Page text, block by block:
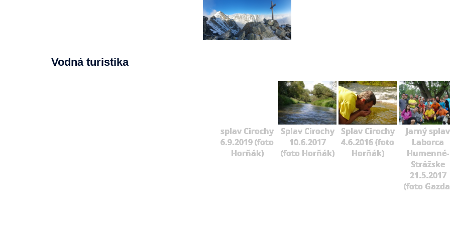
Vodná turistika
splav Cirochy
6.9.2019 (foto
Horňák)
Splav Cirochy
10.6.2017
(foto Horňák)
Splav Cirochy
4.6.2016 (foto
Horňák)
Jarný splav
Laborca
Humenné-
Strážske
21.5.2017
(foto